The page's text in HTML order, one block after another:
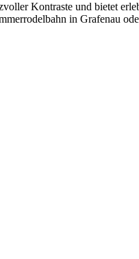
Kontraste und bietet
in Grafenau